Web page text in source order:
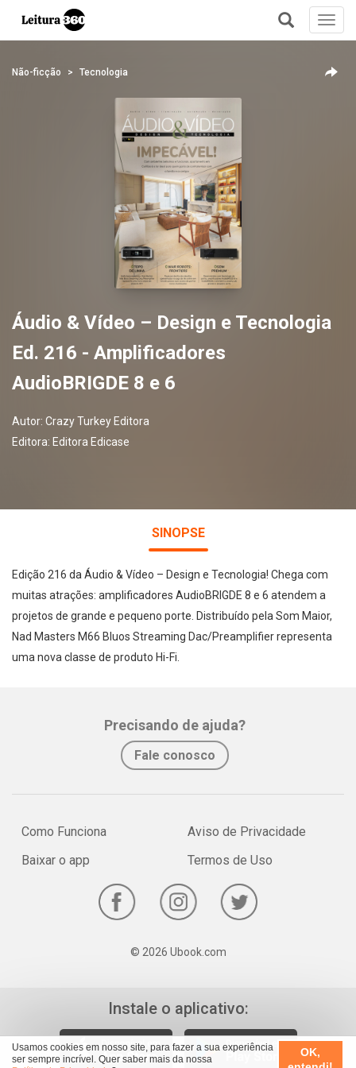
Usamos cookies em nosso site, para fazer a sua experiência
ser sempre incrível. Quer saber mais da nossa
OK,
+
Não-ficção Tecnologia
Áudio & Vídeo – Design e Tecnologia
Ed. 216 - Amplificadores
AudioBRIGDE 8 e 6
Autor: Crazy Turkey Editora
Editora: Editora Edicase
SINOPSE
Edição 216 da Áudio & Vídeo – Design e Tecnologia! Chega com
muitas atrações: amplificadores AudioBRIGDE 8 e 6 atendem a
projetos de grande e pequeno porte. Distribuído pela Som Maior,
Nad Masters M66 Bluos Streaming Dac/Preamplifier representa
uma nova classe de produto Hi-Fi.
Precisando de ajuda?
Fale conosco
Como Funciona
Baixar o app
Aviso de Privacidade
Termos de Uso
© 2026 Ubook.com
Instale o aplicativo: